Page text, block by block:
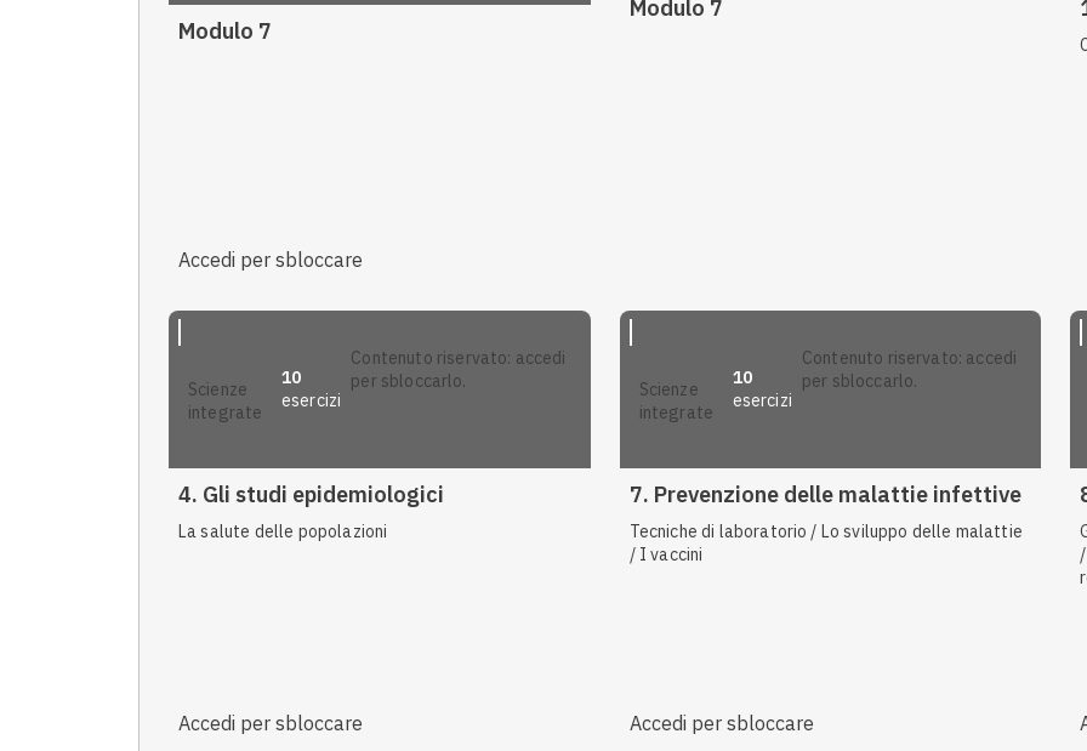
Modulo 7
Accedi per sbloccare
Modulo 7
scienze
integrate
10
esercizi
contenuto riservato: accedi
per sbloccarlo.
4. Gli studi epidemiologici
La salute delle popolazioni
Accedi per sbloccare
scienze
integrate
10
esercizi
contenuto riservato: accedi
per sbloccarlo.
7. Prevenzione delle malattie infettive
Tecniche di laboratorio / Lo sviluppo delle malattie
/ I vaccini
Accedi per sbloccare